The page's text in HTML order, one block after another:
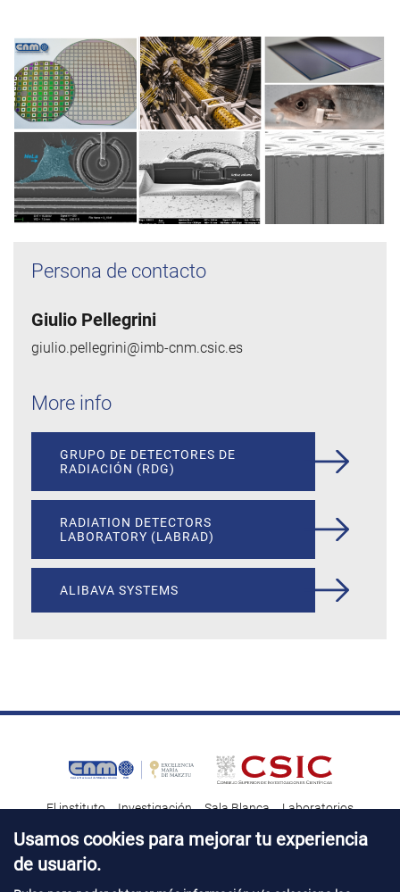
Persona de contacto
Giulio Pellegrini
giulio.pellegrini@imb-cnm.csic.es
More info
GRUPO DE DETECTORES DE
RADIACIÓN (RDG)
RADIATION DETECTORS
LABORATORY (LABRAD)
ALIBAVA SYSTEMS
El instituto Investigación Sala Blanca
Laboratorios
Transferencia tecnológica
Noticias & Divulgación Destacados
Contacto Talento
Usamos cookies para mejorar tu experiencia
de usuario.